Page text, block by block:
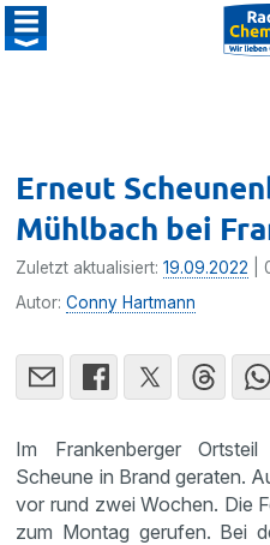
Erneut
Mühlbach bei
Zuletzt aktualisiert:19.09.2022 |
Autor:Conny Hartmann
Im Frankenberger
Scheune in Brand geraten.
vor rund zwei Wochen. Die
zum Montag gerufen. Bei